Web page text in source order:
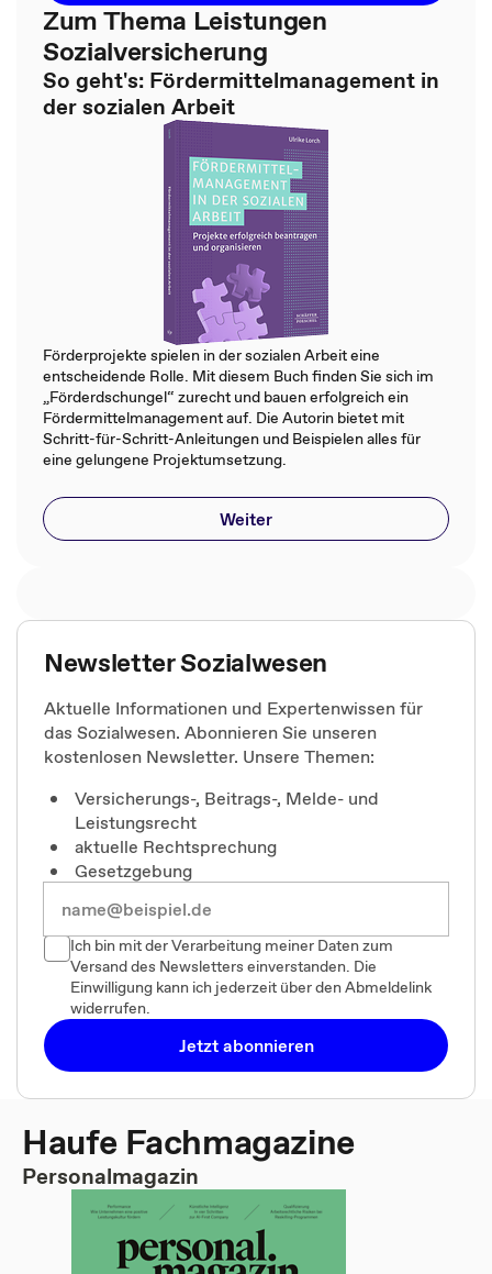
Zum Thema Leistungen
Sozialversicherung
So geht's: Fördermittelmanagement in
der sozialen Arbeit
Förderprojekte spielen in der sozialen Arbeit eine
entscheidende Rolle. Mit diesem Buch finden Sie sich im
„Förderdschungel“ zurecht und bauen erfolgreich ein
Fördermittelmanagement auf. Die Autorin bietet mit
Schritt-für-Schritt-Anleitungen und Beispielen alles für
eine gelungene Projektumsetzung.
Weiter
Newsletter Sozialwesen
Aktuelle Informationen und Expertenwissen für
das Sozialwesen. Abonnieren Sie unseren
kostenlosen Newsletter. Unsere Themen:
Versicherungs-, Beitrags-, Melde- und
Leistungsrecht
aktuelle Rechtsprechung
Gesetzgebung
Ich bin mit der Verarbeitung meiner Daten zum
Versand des Newsletters einverstanden. Die
Einwilligung kann ich jederzeit über den Abmeldelink
widerrufen.
Jetzt abonnieren
Haufe Fachmagazine
Personalmagazin